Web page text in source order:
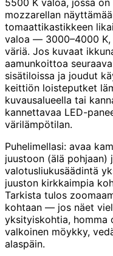
5500 K valoa, jossa
mozzarellan
tomaattikastikkeen
valoa — 3000–4000 K,
väriä. Jos kuvaat
aamunkoittoa
sisätiloissa ja joudut
keittiön loisteputket
kuvausalueella tai
kannettavaa LED-
värilämpötilan.
Puhelimellasi: avaa
juustoon (älä pohjaan)
valotusliukusäädintä
juuston kirkkaimpia
Tarkista tulos
kohtaan — jos näet
yksityiskohtia, homma
valkoinen möykky,
alaspäin.